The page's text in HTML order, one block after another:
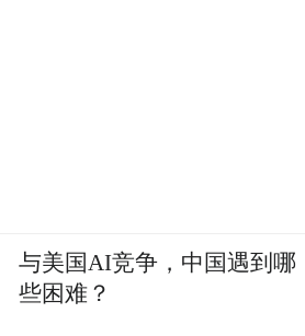
与美国AI竞争，中国遇到哪
些困难？